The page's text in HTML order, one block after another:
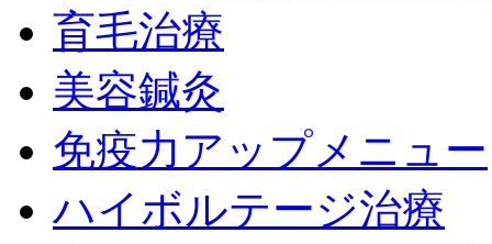
育毛治療
美容鍼灸
免疫力アップメニュー
ハイボルテージ治療